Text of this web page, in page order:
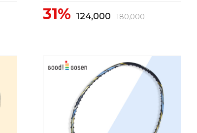
31% 124,000 180,000